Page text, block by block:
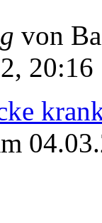
von
20:16